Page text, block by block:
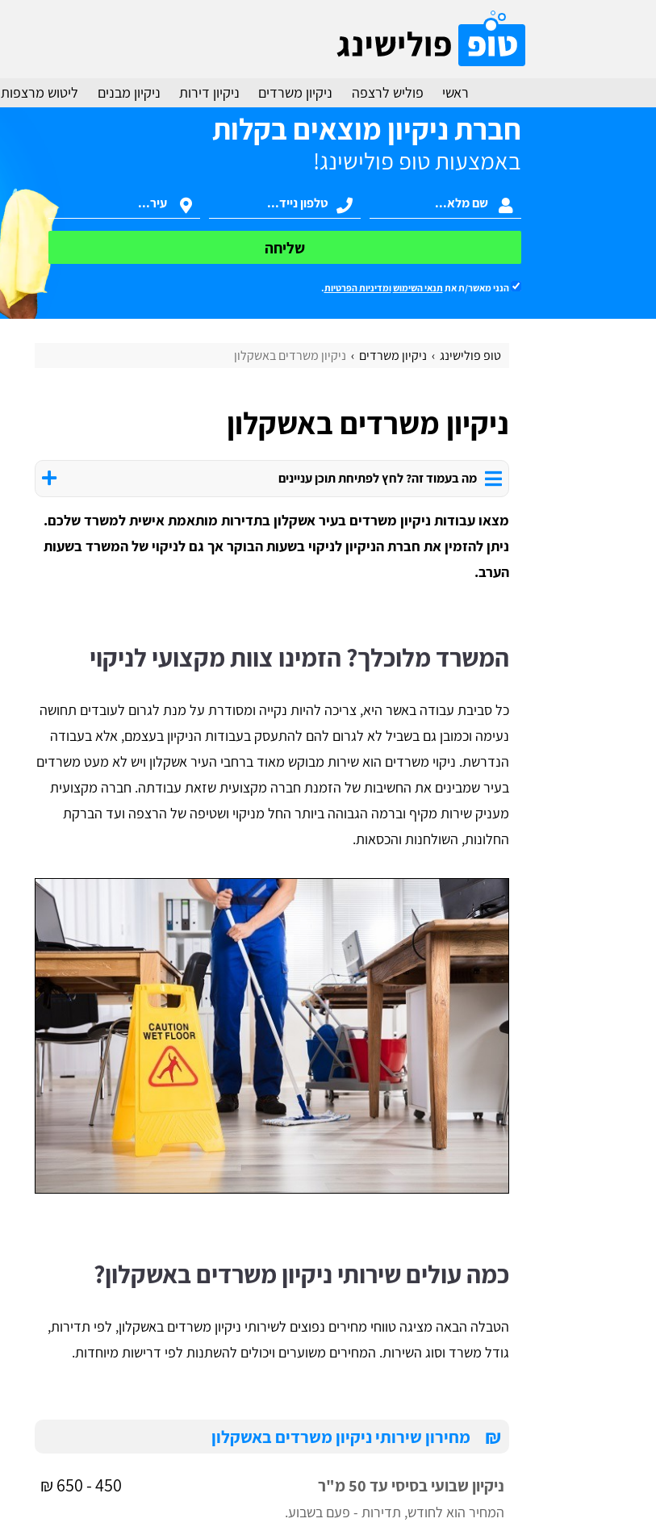
ראשי פוליש לרצפה ניקיון משרדים ניקיון דירות ניקיון מבנים ליטוש מרצפות
חברת ניקיון מוצאים בקלות
באמצעות טופ פולישינג!
שליחה
הנני מאשר/ת את תנאי השימושומדיניות הפרטיות.
טופ פולישינג ניקיון משרדים ניקיון משרדים באשקלון
ניקיון משרדים באשקלון
מה בעמוד זה? לחץ לפתיחת תוכן עניינים
מצאו עבודות ניקיון משרדים בעיר אשקלון בתדירות מותאמת אישית למשרד שלכם.
ניתן להזמין את חברת הניקיון לניקוי בשעות הבוקר אך גם לניקוי של המשרד בשעות
הערב.
המשרד מלוכלך? הזמינו צוות מקצועי לניקוי
כל סביבת עבודה באשר היא, צריכה להיות נקייה ומסודרת על מנת לגרום לעובדים תחושה
נעימה וכמובן גם בשביל לא לגרום להם להתעסק בעבודות הניקיון בעצמם, אלא בעבודה
הנדרשת. ניקוי משרדים הוא שירות מבוקש מאוד ברחבי העיר אשקלון ויש לא מעט משרדים
בעיר שמבינים את החשיבות של הזמנת חברה מקצועית שזאת עבודתה. חברה מקצועית
מעניק שירות מקיף וברמה הגבוהה ביותר החל מניקוי ושטיפה של הרצפה ועד הברקת
החלונות, השולחנות והכסאות.
כמה עולים שירותי ניקיון משרדים באשקלון?
הטבלה הבאה מציגה טווחי מחירים נפוצים לשירותי ניקיון משרדים באשקלון, לפי תדירות,
גודל משרד וסוג השירות. המחירים משוערים ויכולים להשתנות לפי דרישות מיוחדות.
₪ מחירון שירותי ניקיון משרדים באשקלון
ניקיון שבועי בסיסי עד 50 מ"ר
המחיר הוא לחודש, תדירות - פעם בשבוע.
450 - 650 ₪
noa levi
הזמנתי פוליש וניקיון אחרי שיפוץ. עשיתי דרכם
השוואת מחירים ממש כמו שכתוב באתר. קיבלתי
את ההצעות והצלחתי גם לבחור במישהו זול וטוב.
תודה :)
Daniel Zafrani
נעזרתי באתר טופ פולישינג לצורך חיפוש
חברת ניקיון מקצועית כאשר סיימתי
שיפוץ בבית. אתר מדהים, ממליץ בחום